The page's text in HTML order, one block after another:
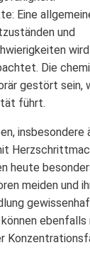
Eine
und
Die
gestört sein,
führt.
insbesondere
heute
meiden und